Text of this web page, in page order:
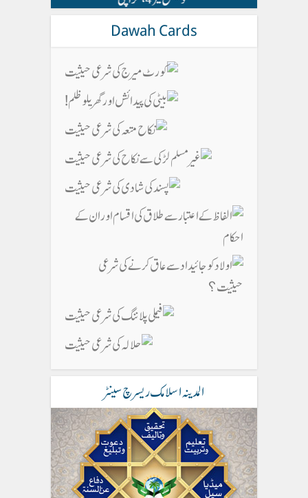
Dawah Cards
المدینہ اسلامک ریسرچ سینٹر